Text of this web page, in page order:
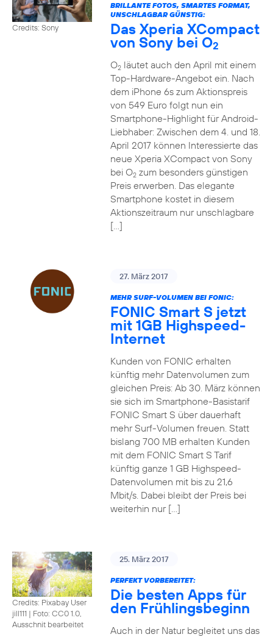
Credits: Sony
BRILLANTE FOTOS, SMARTES FORMAT,
UNSCHLAGBAR GÜNSTIG:
Das Xperia XCompact
von Sony bei O2
O2läutet auch den April mit einem
Top-Hardware-Angebot ein. Nach
dem iPhone 6s zum Aktionspreis
von 549 Euro folgt nun ein
Smartphone-Highlight für Android-
Liebhaber: Zwischen dem 4. und 18.
April 2017 können Interessierte das
neue Xperia XCompact von Sony
bei O2zum besonders günstigen
Preis erwerben. Das elegante
Smartphone kostet in diesem
Aktionszeitraum nur unschlagbare
[…]
27. März 2017
MEHR SURF-VOLUMEN BEI FONIC:
FONIC Smart S jetzt
mit 1GB Highspeed-
Internet
Kunden von FONIC erhalten
künftig mehr Datenvolumen zum
gleichen Preis: Ab 30. März können
sie sich im Smartphone-Basistarif
FONIC Smart S über dauerhaft
mehr Surf-Volumen freuen. Statt
bislang 700 MB erhalten Kunden
mit dem FONIC Smart S Tarif
künftig ganze 1 GB Highspeed-
Datenvolumen mit bis zu 21,6
Mbit/s. Dabei bleibt der Preis bei
weiterhin nur […]
Credits: Pixabay User
jill111 | Foto: CC0 1.0,
Ausschnit bearbeitet
25. März 2017
PERFEKT VORBEREITET:
Die besten Apps für
den Frühlingsbeginn
Auch in der Natur begleitet uns das